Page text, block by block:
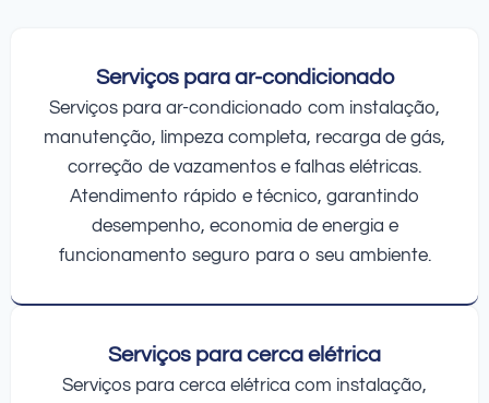
Serviços para ar-condicionado
Serviços para ar-condicionado com instalação,
manutenção, limpeza completa, recarga de gás,
correção de vazamentos e falhas elétricas.
Atendimento rápido e técnico, garantindo
desempenho, economia de energia e
funcionamento seguro para o seu ambiente.
Serviços para cerca elétrica
Serviços para cerca elétrica com instalação,